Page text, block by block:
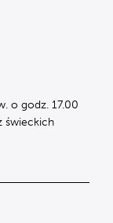
o godz. 17.00
świeckich